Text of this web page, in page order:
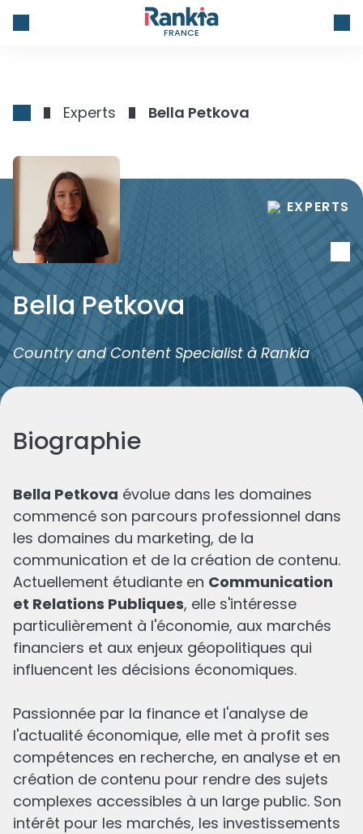
FRANCE
Experts Bella Petkova
EXPERTS
Bella Petkova
Country and Content Specialist à Rankia
Biographie
Bella Petkova évolue dans les domaines
commencé son parcours professionnel dans
les domaines du marketing, de la
communication et de la création de contenu.
Actuellement étudiante en Communication
et Relations Publiques, elle s'intéresse
particulièrement à l'économie, aux marchés
financiers et aux enjeux géopolitiques qui
influencent les décisions économiques.
Passionnée par la finance et l'analyse de
l'actualité économique, elle met à profit ses
compétences en recherche, en analyse et en
création de contenu pour rendre des sujets
complexes accessibles à un large public. Son
intérêt pour les marchés, les investissements
Les derniers deBella
Comment investir dans l’énergie ? | Actions et
ETF
Écrit
1 AVR., 2025 16 min lecture